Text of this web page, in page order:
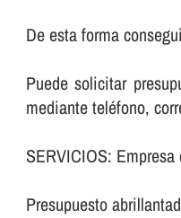
De esta forma
Puede solicitar
mediante teléfono,
SERVICIOS:
Presupuesto